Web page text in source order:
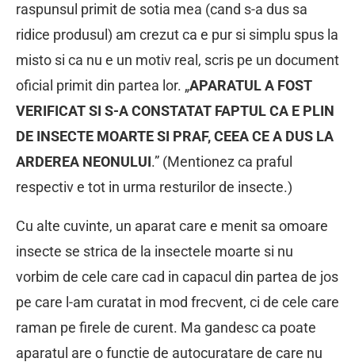
raspunsul primit de sotia mea (cand s-a dus sa
ridice produsul) am crezut ca e pur si simplu spus la
misto si ca nu e un motiv real, scris pe un document
oficial primit din partea lor. „APARATUL A FOST
VERIFICAT SI S-A CONSTATAT FAPTUL CA E PLIN
DE INSECTE MOARTE SI PRAF, CEEA CE A DUS LA
ARDEREA NEONULUI.” (Mentionez ca praful
respectiv e tot in urma resturilor de insecte.)
Cu alte cuvinte, un aparat care e menit sa omoare
insecte se strica de la insectele moarte si nu
vorbim de cele care cad in capacul din partea de jos
pe care l-am curatat in mod frecvent, ci de cele care
raman pe firele de curent. Ma gandesc ca poate
aparatul are o functie de autocuratare de care nu